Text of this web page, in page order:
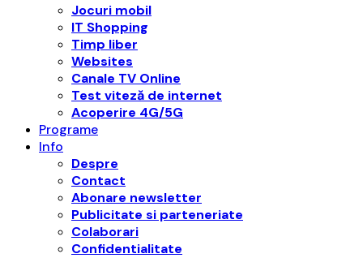
Jocuri mobil
IT Shopping
Timp liber
Websites
Canale TV Online
Test viteză de internet
Acoperire 4G/5G
Programe
Info
Despre
Contact
Abonare newsletter
Publicitate si parteneriate
Colaborari
Confidentialitate